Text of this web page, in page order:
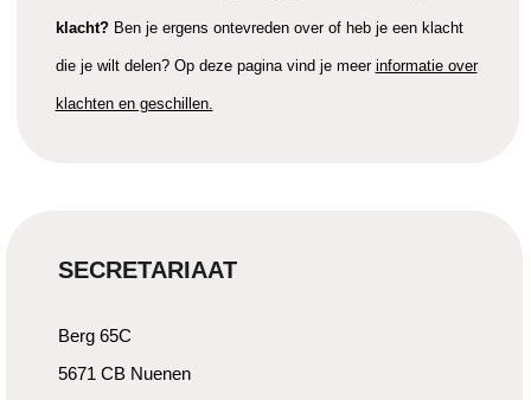
klacht? Ben je ergens ontevreden over of heb je een klacht
die je wilt delen? Op deze pagina vind je meer informatie over
klachten en geschillen.
SECRETARIAAT
Berg 65C
5671 CB Nuenen